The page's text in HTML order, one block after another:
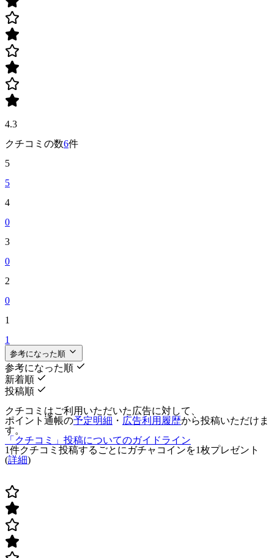
4.3
クチコミの数6件
5
5
4
0
3
0
2
0
1
1
参考になった順
参考になった順
新着順
投稿順
クチコミはご利用いただいた広告に対して、
ポイント通帳の予定明細 ・ 広告利用履歴から投稿いただけま
す。
「クチコミ」投稿についてのガイドライン
1件クチコミ投稿するごとに ガチャコインを1枚プレゼント
(詳細)